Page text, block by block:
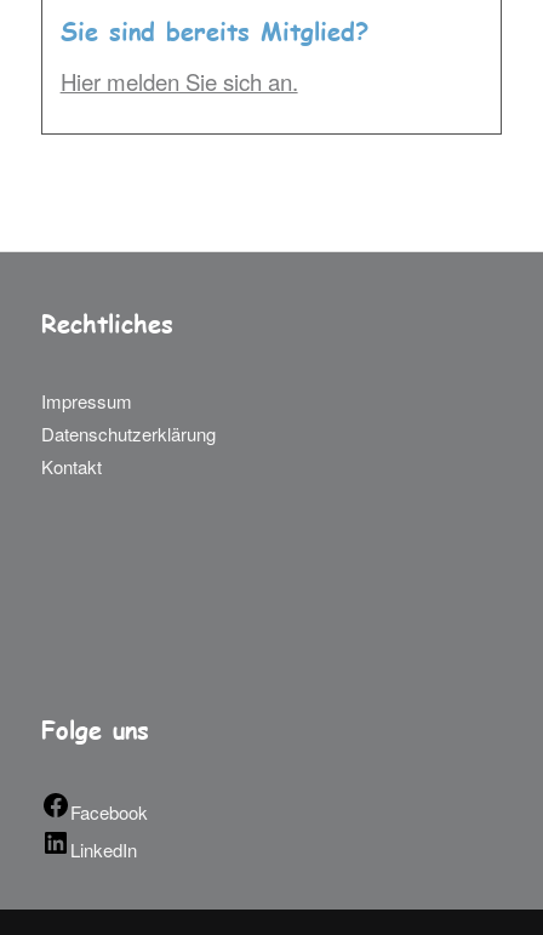
Sie sind bereits Mitglied?
Hier melden Sie sich an.
Rechtliches
Impressum
Datenschutzerklärung
Kontakt
Folge uns
Facebook
LinkedIn